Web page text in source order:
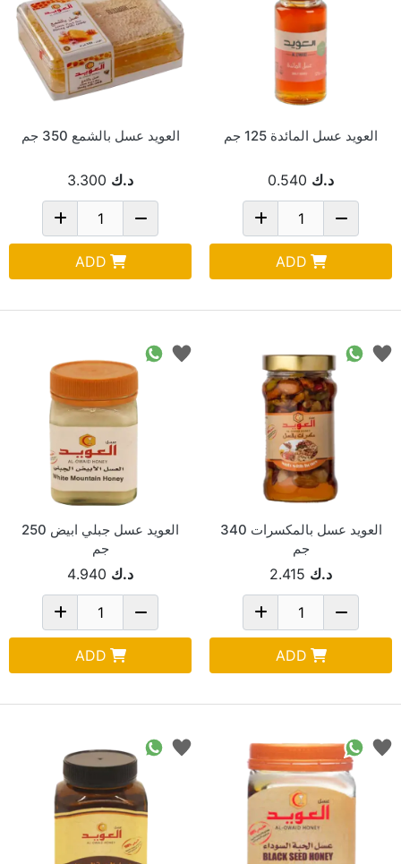
العويد عسل المائدة 125 جم
د.ك 0.540
ADD
العويد عسل بالشمع 350 جم
د.ك 3.300
ADD
العويد عسل بالمكسرات 340
جم
د.ك 2.415
ADD
العويد عسل جبلي ابيض 250
جم
د.ك 4.940
ADD